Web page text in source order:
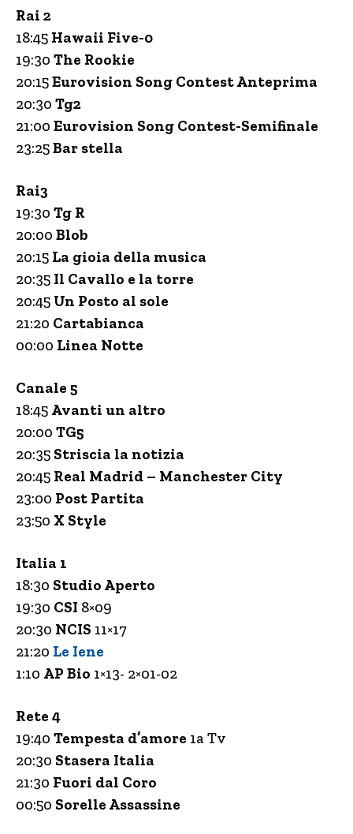
Rai 2
18:45 Hawaii Five-0
19:30 The Rookie
20:15Eurovision Song Contest Anteprima
20:30 Tg2
21:00 Eurovision Song Contest-Semifinale
23:25Bar stella
Rai3
19:30 Tg R
20:00 Blob
20:15 La gioia della musica
20:35 Il Cavallo e la torre
20:45 Un Posto al sole
21:20 Cartabianca
00:00 Linea Notte
Canale 5
18:45 Avanti un altro
20:00 TG5
20:35 Striscia la notizia
20:45 Real Madrid – Manchester City
23:00 Post Partita
23:50 X Style
Italia 1
18:30 Studio Aperto
19:30 CSI 8×09
20:30 NCIS 11×17
21:20 Le Iene
1:10 AP Bio 1×13- 2×01-02
Rete 4
19:40 Tempesta d’amore 1a Tv
20:30 Stasera Italia
21:30 Fuori dal Coro
00:50 Sorelle Assassine